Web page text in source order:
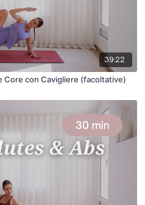
39:22
Core con Cavigliere (facoltative)